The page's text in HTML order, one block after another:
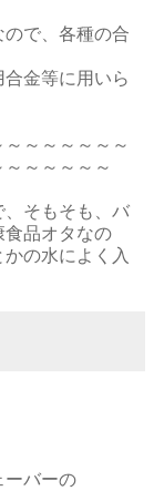
で、各種の合
金等に用いら
～～～～～～
～～～～～
、そもそも、バ
食品オタなの
の水によく入
ーバーの